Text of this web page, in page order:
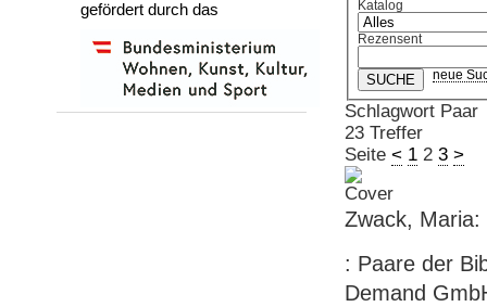
Katalog
Rezensent
neue
Schlagwort Paar
23 Treffer
Seite < 1 2 3 >
Zwack,
: Paare der
Demand
gefördert durch das